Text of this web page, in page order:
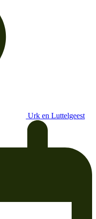
Urk en Luttelgeest